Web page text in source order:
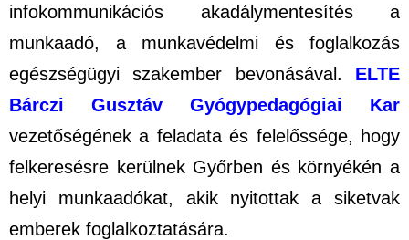
infokommunikációs akadálymentesítés a
munkaadó, a munkavédelmi és foglalkozás
egészségügyi szakember bevonásával. ELTE
Bárczi Gusztáv Gyógypedagógiai Kar
vezetőségének a feladata és felelőssége, hogy
felkeresésre kerülnek Győrben és környékén a
helyi munkaadókat, akik nyitottak a siketvak
emberek foglalkoztatására.